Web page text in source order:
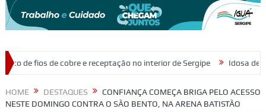
no interior de Sergipe Idosa de 82 anos morre após
HOME DESTAQUES
CONFIANÇA COMEÇA BRIGA PELO ACESSO
NESTE DOMINGO CONTRA O SÃO BENTO, NA ARENA BATISTÃO